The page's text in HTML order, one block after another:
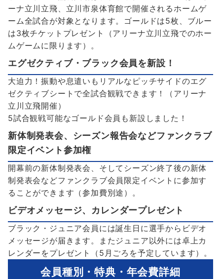
ーナ立川立飛、立川市泉体育館で開催されるホームゲ
ーム全試合が対象となります。ゴールドは5枚、ブルー
は3枚チケットプレゼント（アリーナ立川立飛でのホー
ムゲームに限ります）。
エグゼクティブ・ブラック会員を新設！
大迫力！振動や息遣いもリアルなピッチサイドのエグ
ゼクティブシートで全試合観戦できます！（アリーナ
立川立飛開催）
5試合観戦可能なゴールド会員も新設しました！
新体制発表会、シーズン報告会などファンクラブ
限定イベント参加権
開幕前の新体制発表会、そしてシーズン終了後の新体
制発表会などファンクラブ会員限定イベントに参加す
ることができます（参加費別途）。
ビデオメッセージ、カレンダープレゼント
ブラック・ジュニア会員には誕生日に選手からビデオ
メッセージが届きます。またジュニア以外には卓上カ
レンダーをプレゼント（5月ごろを予定しています）。
会員種別・特典・年会費詳細